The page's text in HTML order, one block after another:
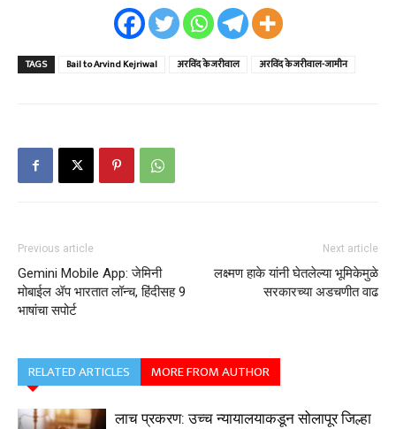
TAGS Bail to Arvind Kejriwal अरविंद केजरीवाल अरविंद केजरीवाल-जामीन
Previous article
Gemini Mobile App: जेमिनी
मोबाईल ॲप भारतात लॉन्च, हिंदीसह 9
भाषांचा सपोर्ट
Next article
लक्ष्मण हाके यांनी घेतलेल्या भूमिकेमुळे
सरकारच्या अडचणीत वाढ
RELATED ARTICLES MORE FROM AUTHOR
लाच प्रकरण: उच्च न्यायालयाकडून सोलापूर जिल्हा